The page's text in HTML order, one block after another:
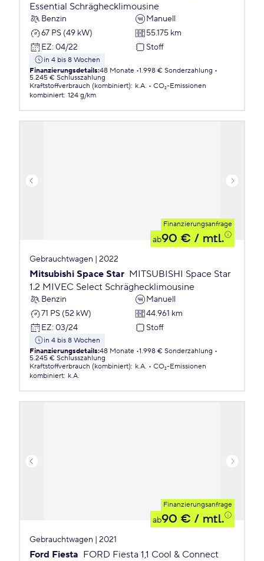
Essential Schräghecklimousine
Benzin
Manuell
67 PS (49 kW)
55.175 km
EZ: 04/22 Stoff
in 4 bis 8 Wochen
Finanzierungsdetails:48 Monate 1.998 € Sonderzahlung
5.245 € Schlusszahlung
Kraftstoffverbrauch (kombiniert): k.A.
CO₂-Emissionen
kombiniert: 124 g/km
Finanzierungsanfrage
ab90 € / mtl.
Gebrauchtwagen | 2022
Mitsubishi Space Star MITSUBISHI Space Star
1.2 MIVEC Select Schräghecklimousine
Benzin
Manuell
71 PS (52 kW)
44.961 km
EZ: 03/24 Stoff
in 4 bis 8 Wochen
Finanzierungsdetails:48 Monate 1.998 € Sonderzahlung
5.245 € Schlusszahlung
Kraftstoffverbrauch (kombiniert): k.A.
CO₂-Emissionen
kombiniert: k.A.
Finanzierungsanfrage
ab90 € / mtl.
Gebrauchtwagen | 2021
Ford Fiesta FORD Fiesta 1,1 Cool & Connect